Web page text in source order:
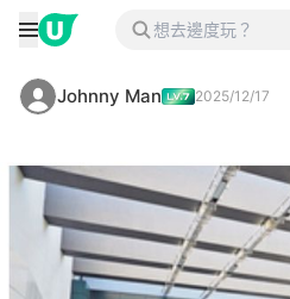
Johnny Man 2025/12/17